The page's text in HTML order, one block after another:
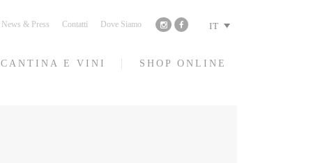
IT
News & Press Contatti Dove Siamo
CANTINA E VINI SHOP ONLINE